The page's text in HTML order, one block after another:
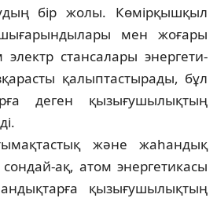
бір жолы. Көмірқышқыл
мен жоғары
электр стансалары энер­ге­ти­
қалыптас­тырады, бұл
деген қы­зы­ғу­шы­лықтың
және жаһан­дық
ақ, атом энергетикасы
қызығушылықтың